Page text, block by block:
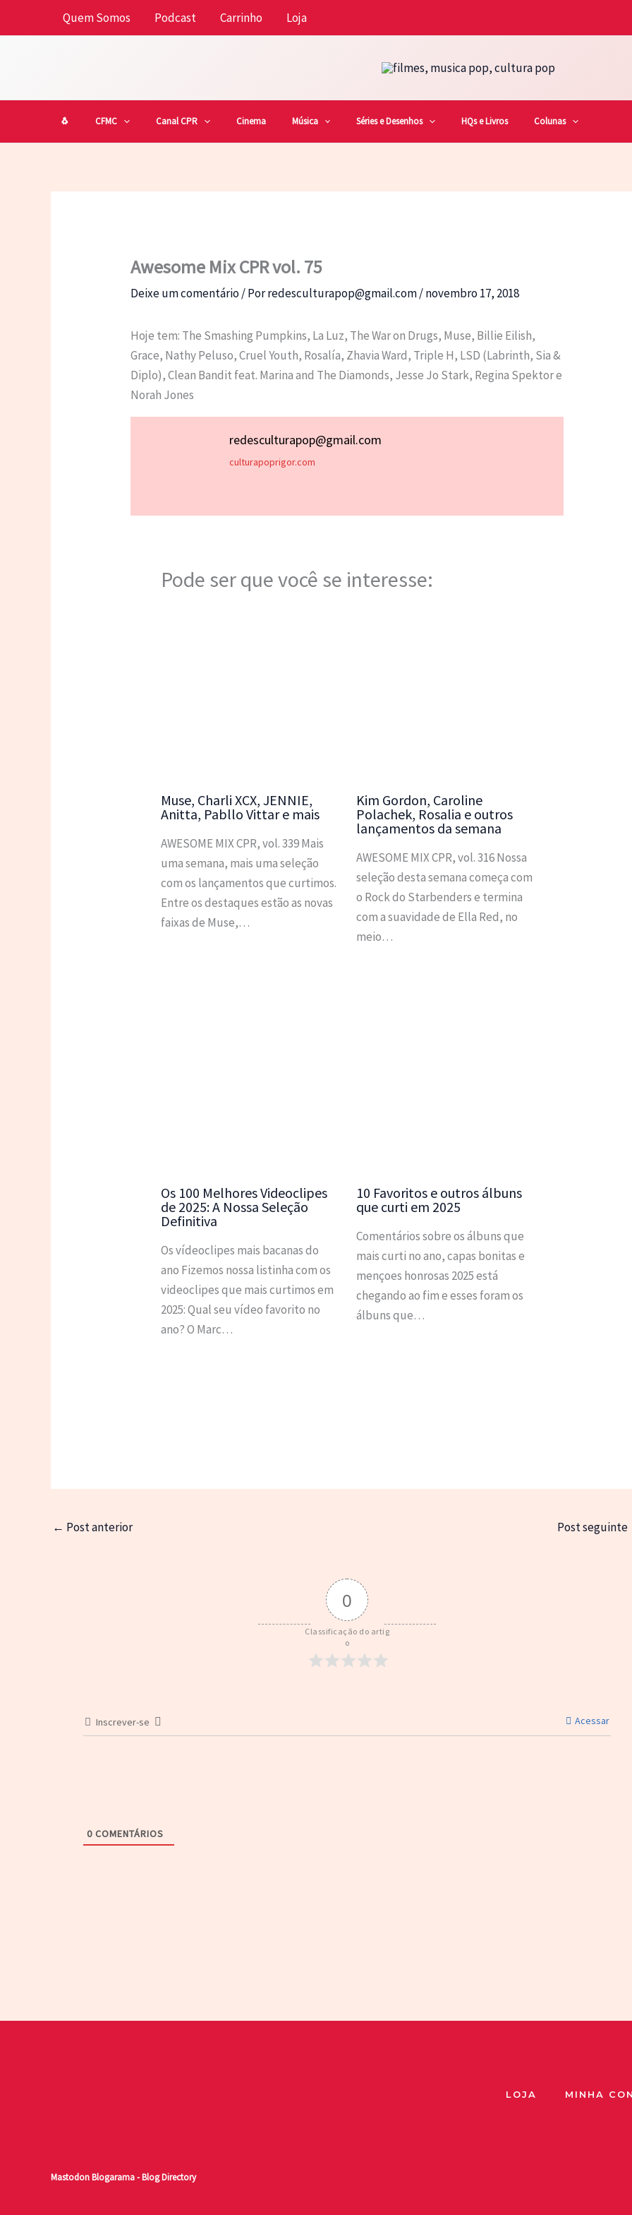
Quem Somos Podcast Carrinho Loja
🐧 CFMC Canal CPR Cinema Música Séries e Desenhos HQs e Livros Colunas
Awesome Mix CPR vol. 75
Deixe um comentário/ Porredesculturapop@gmail.com/novembro 17, 2018
Hoje tem: The Smashing Pumpkins, La Luz, The War on Drugs, Muse, Billie Eilish,
Grace, Nathy Peluso, Cruel Youth, Rosalía, Zhavia Ward, Triple H, LSD (Labrinth, Sia &
Diplo), Clean Bandit feat. Marina and The Diamonds, Jesse Jo Stark, Regina Spektor e
Norah Jones
redesculturapop@gmail.com
culturapoprigor.com
Pode ser que você se interesse:
Muse, Charli XCX, JENNIE,
Anitta, Pabllo Vittar e mais
AWESOME MIX CPR, vol. 339 Mais
uma semana, mais uma seleção
com os lançamentos que curtimos.
Entre os destaques estão as novas
faixas de Muse,…
Kim Gordon, Caroline
Polachek, Rosalia e outros
lançamentos da semana
AWESOME MIX CPR, vol. 316 Nossa
seleção desta semana começa com
o Rock do Starbenders e termina
com a suavidade de Ella Red, no
meio…
Os 100 Melhores Videoclipes
de 2025: A Nossa Seleção
Definitiva
Os vídeoclipes mais bacanas do
ano Fizemos nossa listinha com os
videoclipes que mais curtimos em
2025: Qual seu vídeo favorito no
ano? O Marc…
10 Favoritos e outros álbuns
que curti em 2025
Comentários sobre os álbuns que
mais curti no ano, capas bonitas e
mençoes honrosas 2025 está
chegando ao fim e esses foram os
álbuns que…
← Post anterior Post seguinte
0
Classificação do artig
o
Inscrever-se Acessar
0 COMENTÁRIOS
MastodonBlogarama - Blog Directory
LOJA MINHA